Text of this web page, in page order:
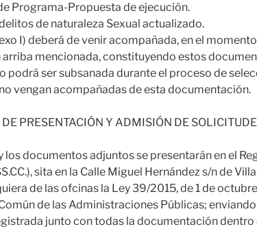
Programa-Propuesta de ejecución.
de naturaleza Sexual actualizado.
I) deberá de venir acompañada, en el
mencionada, constituyendo estos
podrá ser subsanada durante el proceso de
vengan acompañadas de esta documentación.
PRESENTACIÓN Y ADMISIÓN DE
los documentos adjuntos se presentarán en el
sita en la Calle Miguel Hernández s/n de
de las ofcinas la Ley 39/2015, de 1 de
de las Administraciones Públicas;
junto con todas la documentación dentro